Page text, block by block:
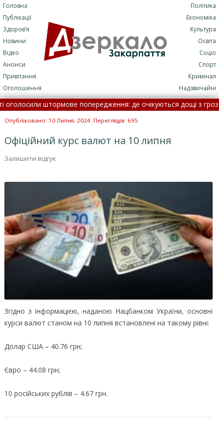
Головна
Публікації
Здоров’я
Новини
Відео
Анонси
Привітання
Оголошення
Політика
Економіка
Культура
Освіта
Соціо
Спорт
Кримінал
Надзвичайні
штормове попередження: де очікуються дощі з грозами
66-річного чоловіка за підозрою у ґвалтуванні
Опубліковано: 10 Липня, 2024. Переглядів: 695
Офіційний курс валют на 10 липня
Залишити відгук
Згідно з інформацією, наданою Нацбанком України, основні
курси валют станом на 10 липня встановлені на такому рівні:
Долар США – 40.76 грн;
Євро – 44.08 грн;
10 російських рублів – 4.67 грн.